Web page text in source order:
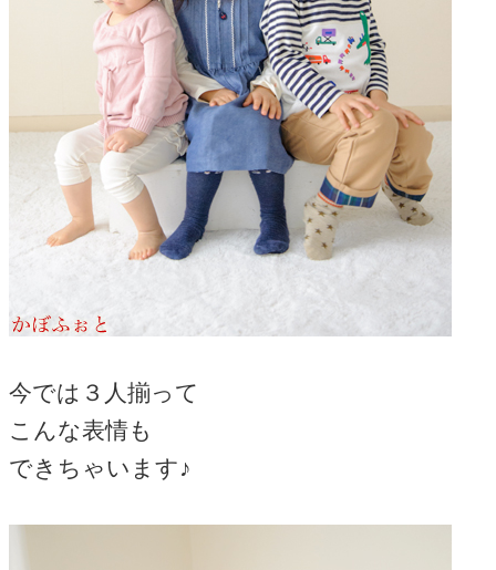
今では３人揃って
こんな表情も
できちゃいます♪